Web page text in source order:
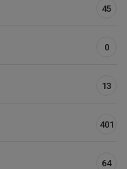
45
0
13
401
64